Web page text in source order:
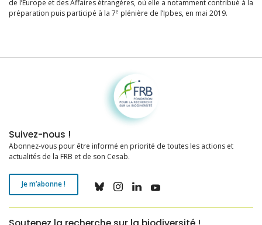
de l’Europe et des Affaires étrangères, où elle a notamment contribué à la
préparation puis participé à la 7e plénière de l’Ipbes, en mai 2019.
Fondation pour la recherche sur la biodiversité
Suivez-nous !
Abonnez-vous pour être informé en priorité de toutes les actions et
actualités de la FRB et de son Cesab.
Je m’abonne !